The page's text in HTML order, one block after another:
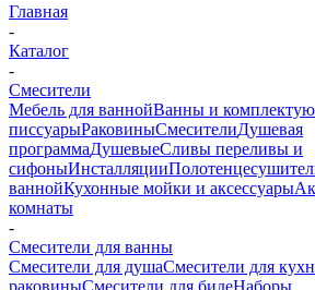
Главная
-
Каталог
-
Смесители
Мебель для ваннойВанны и
писсуарыРаковиныСмесителиДушевая
программаДушевыеСливы переливы и
сифоныИнсталляции
ваннойКухонные мойки и аксессуары
комнаты
-
Смесители для ванны
Смесители для душаСмесители для
раковиныСмесители для бидеНаборы